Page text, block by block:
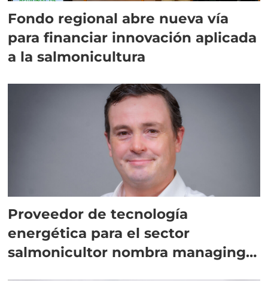
Fondo regional abre nueva vía
para financiar innovación aplicada
a la salmonicultura
Proveedor de tecnología
energética para el sector
salmonicultor nombra managing